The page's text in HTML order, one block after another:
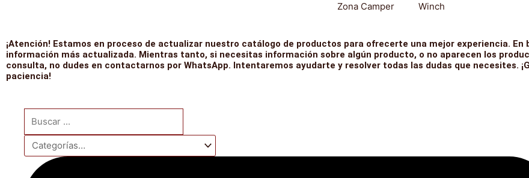
Zona Camper Winch
¡Atención! Estamos en proceso de actualizar nuestro catálogo de productos para ofrecerte una mejor experiencia. En
información más actualizada. Mientras tanto, si necesitas información sobre algún producto, o no aparecen los
consulta, no dudes en contactarnos por WhatsApp. Intentaremos ayudarte y resolver todas las dudas que necesites.
paciencia!
Search
...